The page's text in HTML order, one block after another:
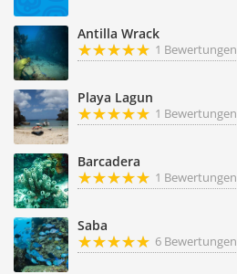
Antilla Wrack
1 Bewertungen
Playa Lagun
1 Bewertungen
Barcadera
1 Bewertungen
Saba
6 Bewertungen